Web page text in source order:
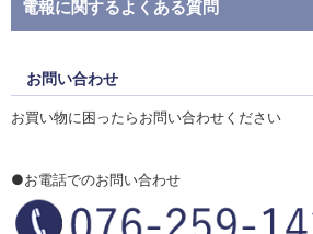
電報に関するよくある質問
お問い合わせ
お買い物に困ったらお問い合わせください
●お電話でのお問い合わせ